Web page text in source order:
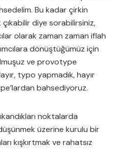
Bu kadar çirkin
diye sorabilirsiniz,
olarak zaman zaman iflah
dönüştüğümüz için
ve provotype
typo yapmadık, hayır
bahsediyoruz.
noktalarda
üzerine kurulu bir
kışkırtmak ve rahatsız